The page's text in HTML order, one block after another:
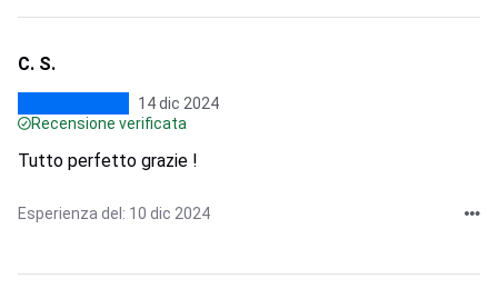
C. S.
14 dic 2024
Recensione verificata
Tutto perfetto grazie !
Esperienza del: 10 dic 2024